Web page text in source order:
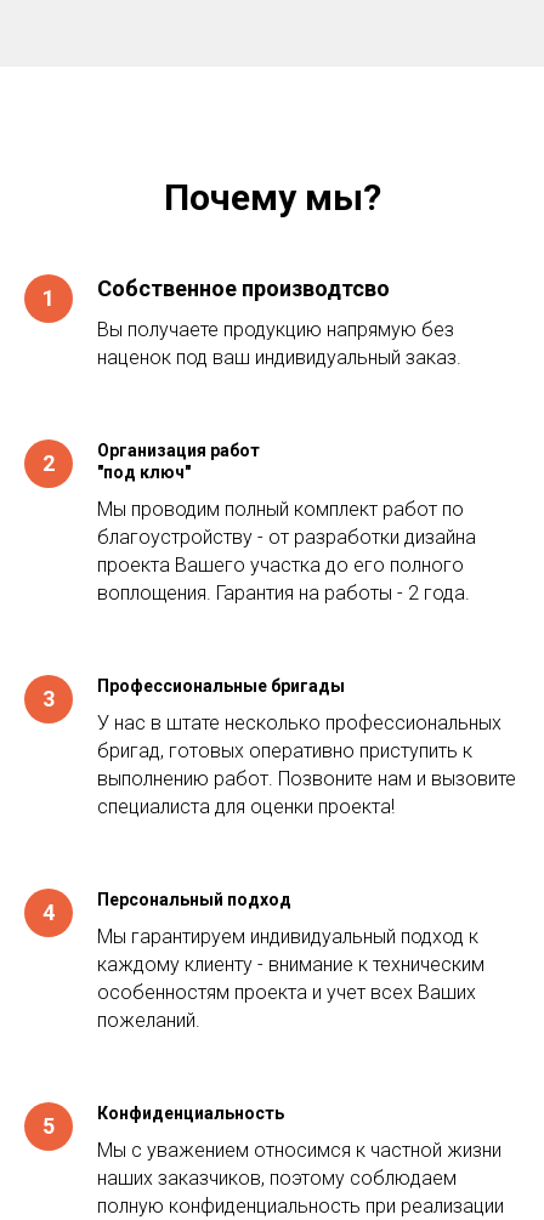
Почему мы?
Собственное производтсво
Вы получаете продукцию напрямую без
наценок под ваш индивидуальный заказ.
Организация работ
"под ключ"
Мы проводим полный комплект работ по
благоустройству - от разработки дизайна
проекта Вашего участка до его полного
воплощения. Гарантия на работы - 2 года.
Профессиональные бригады
У нас в штате несколько профессиональных
бригад, готовых оперативно приступить к
выполнению работ. Позвоните нам и вызовите
специалиста для оценки проекта!
Персональный подход
Мы гарантируем индивидуальный подход к
каждому клиенту - внимание к техническим
особенностям проекта и учет всех Ваших
пожеланий.
Конфиденциальность
Мы с уважением относимся к частной жизни
наших заказчиков, поэтому соблюдаем
полную конфиденциальность при реализации